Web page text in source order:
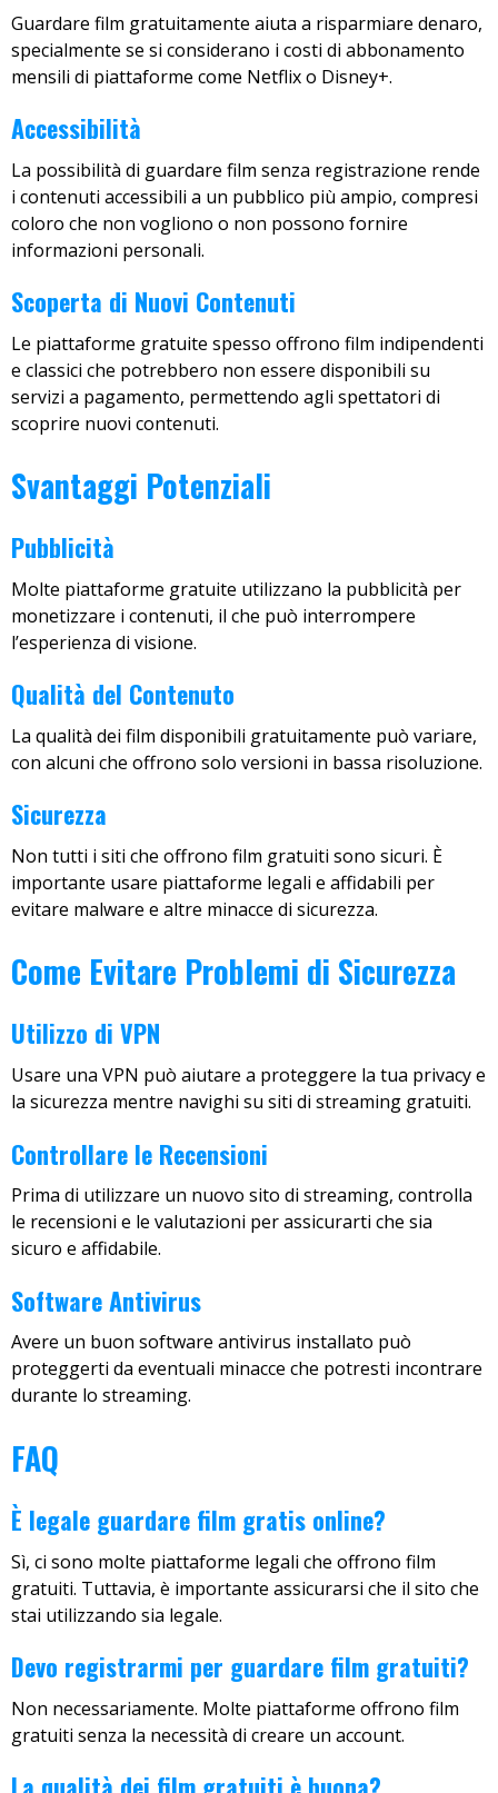
Guardare film gratuitamente aiuta a risparmiare denaro,
specialmente se si considerano i costi di abbonamento
mensili di piattaforme come Netflix o Disney+.
Accessibilità
La possibilità di guardare film senza registrazione rende
i contenuti accessibili a un pubblico più ampio, compresi
coloro che non vogliono o non possono fornire
informazioni personali.
Scoperta di Nuovi Contenuti
Le piattaforme gratuite spesso offrono film indipendenti
e classici che potrebbero non essere disponibili su
servizi a pagamento, permettendo agli spettatori di
scoprire nuovi contenuti.
Svantaggi Potenziali
Pubblicità
Molte piattaforme gratuite utilizzano la pubblicità per
monetizzare i contenuti, il che può interrompere
l’esperienza di visione.
Qualità del Contenuto
La qualità dei film disponibili gratuitamente può variare,
con alcuni che offrono solo versioni in bassa risoluzione.
Sicurezza
Non tutti i siti che offrono film gratuiti sono sicuri. È
importante usare piattaforme legali e affidabili per
evitare malware e altre minacce di sicurezza.
Come Evitare Problemi di Sicurezza
Utilizzo di VPN
Usare una VPN può aiutare a proteggere la tua privacy e
la sicurezza mentre navighi su siti di streaming gratuiti.
Controllare le Recensioni
Prima di utilizzare un nuovo sito di streaming, controlla
le recensioni e le valutazioni per assicurarti che sia
sicuro e affidabile.
Software Antivirus
Avere un buon software antivirus installato può
proteggerti da eventuali minacce che potresti incontrare
durante lo streaming.
FAQ
È legale guardare film gratis online?
Sì, ci sono molte piattaforme legali che offrono film
gratuiti. Tuttavia, è importante assicurarsi che il sito che
stai utilizzando sia legale.
Devo registrarmi per guardare film gratuiti?
Non necessariamente. Molte piattaforme offrono film
gratuiti senza la necessità di creare un account.